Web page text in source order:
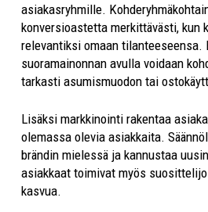
asiakasryhmille.
konversioastetta merkittävästi, kun
relevantiksi omaan tilanteeseensa.
suoramainonnan avulla voidaan
tarkasti asumismuodon tai
Lisäksi markkinointi rakentaa
olemassa olevia asiakkaita.
brändin mielessä ja kannustaa
asiakkaat toimivat myös
kasvua.